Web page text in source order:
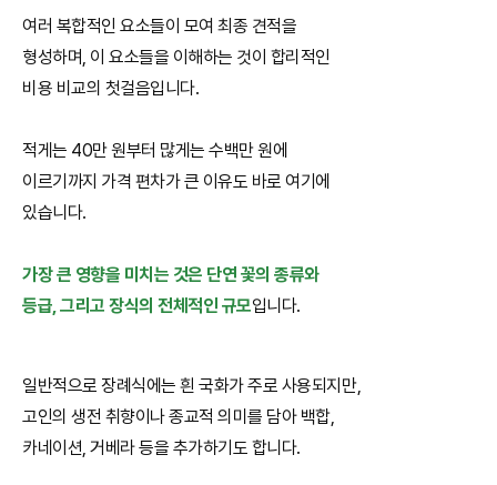
여러 복합적인 요소들이 모여 최종 견적을
형성하며, 이 요소들을 이해하는 것이 합리적인
비용 비교의 첫걸음입니다.
적게는 40만 원부터 많게는 수백만 원에
이르기까지 가격 편차가 큰 이유도 바로 여기에
있습니다.
가장 큰 영향을 미치는 것은 단연 꽃의 종류와
등급, 그리고 장식의 전체적인 규모입니다.
일반적으로 장례식에는 흰 국화가 주로 사용되지만,
고인의 생전 취향이나 종교적 의미를 담아 백합,
카네이션, 거베라 등을 추가하기도 합니다.